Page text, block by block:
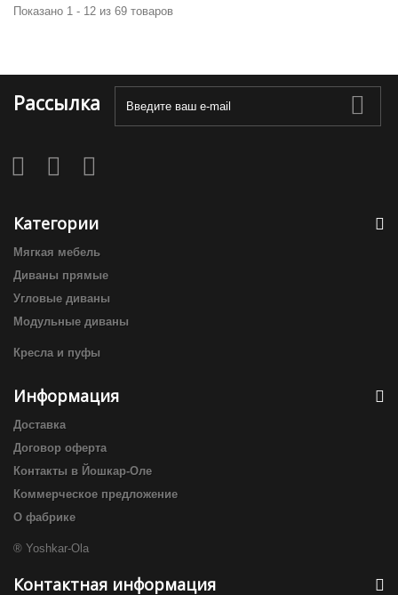
Показано 1 - 12 из 69 товаров
Рассылка
Категории
Мягкая мебель
Диваны прямые
Угловые диваны
Модульные диваны
Кресла и пуфы
Информация
Доставка
Договор оферта
Контакты в Йошкар-Оле
Коммерческое предложение
О фабрике
® Yoshkar-Ola
Контактная информация